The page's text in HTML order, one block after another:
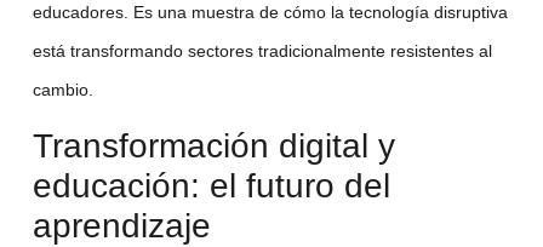
educadores. Es una muestra de cómo la tecnología disruptiva
está transformando sectores tradicionalmente resistentes al
cambio.
Transformación digital y
educación: el futuro del
aprendizaje